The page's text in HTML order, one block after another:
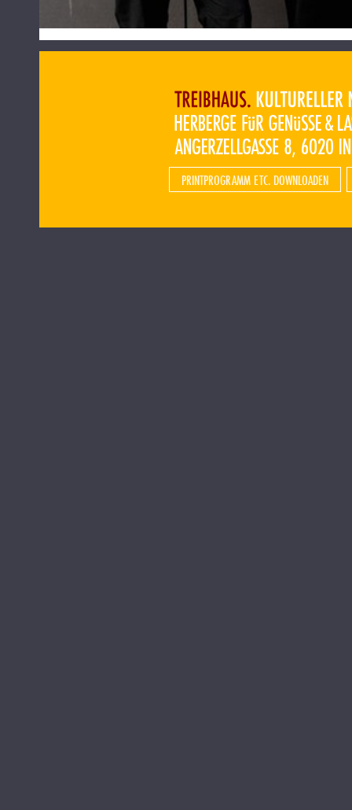
PRINTPROGRAMM ETC. DOWNLOADEN